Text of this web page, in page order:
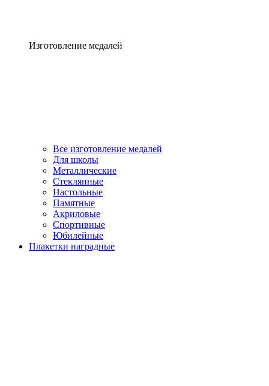
Изготовление медалей
Все изготовление медалей
Для школы
Металлические
Стеклянные
Настольные
Памятные
Акриловые
Спортивные
Юбилейные
Плакетки наградные